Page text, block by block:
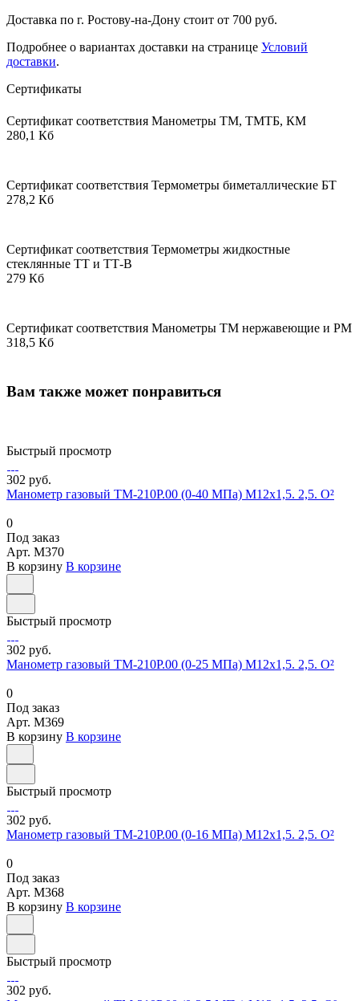
Доставка по г. Ростову-на-Дону стоит от 700 руб.
Подробнее о вариантах доставки на странице Условий
доставки.
Сертификаты
Сертификат соответствия Манометры ТМ, ТМТБ, КМ
280,1 Кб
Сертификат соответствия Термометры биметаллические БТ
278,2 Кб
Сертификат соответствия Термометры жидкостные
стеклянные ТТ и ТТ-В
279 Кб
Сертификат соответствия Манометры ТМ нержавеющие и РМ
318,5 Кб
Вам также может понравиться
Быстрый просмотр
302 руб.
Манометр газовый ТМ-210Р.00 (0-40 МПа) М12х1,5. 2,5. О²
0
Под заказ
Арт. M370
В корзину В корзине
Быстрый просмотр
302 руб.
Манометр газовый ТМ-210Р.00 (0-25 МПа) М12х1,5. 2,5. О²
0
Под заказ
Арт. M369
В корзину В корзине
Быстрый просмотр
302 руб.
Манометр газовый ТМ-210Р.00 (0-16 МПа) М12х1,5. 2,5. О²
0
Под заказ
Арт. M368
В корзину В корзине
Быстрый просмотр
302 руб.